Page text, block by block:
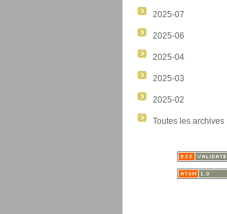
2025-07
2025-06
2025-04
2025-03
2025-02
Toutes les archives